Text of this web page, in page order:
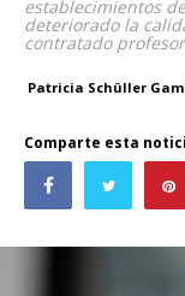
establecimientos
deteriorado la
contratado
Patricia Schüller
Comparte esta